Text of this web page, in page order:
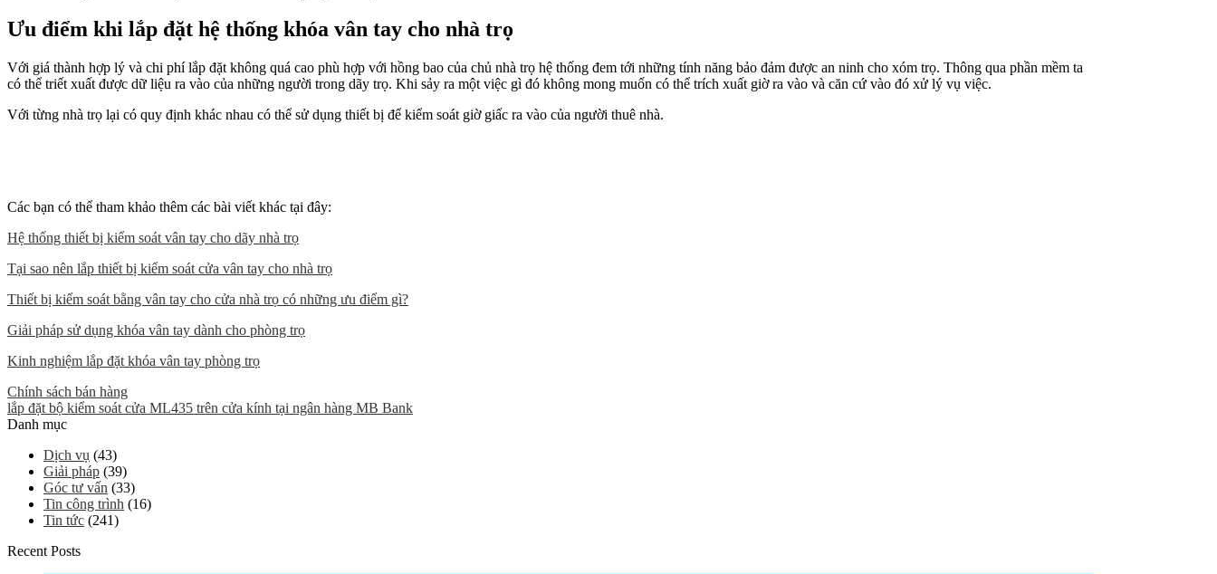
Ưu điểm khi lắp đặt hệ thống khóa vân tay cho nhà trọ
Với giá thành hợp lý và chi phí lắp đặt không quá cao phù hợp với hồng bao của chủ nhà trọ hệ thống đem tới những tính năng bảo đảm được an ninh cho xóm trọ. Thông qua phần mềm ta
có thể triết xuất được dữ liệu ra vào của những người trong dãy trọ. Khi sảy ra một việc gì đó không mong muốn có thể trích xuất giờ ra vào và căn cứ vào đó xử lý vụ việc.
Với từng nhà trọ lại có quy định khác nhau có thể sử dụng thiết bị để kiểm soát giờ giấc ra vào của người thuê nhà.
Các bạn có thể tham khảo thêm các bài viết khác tại đây:
Hệ thống thiết bị kiểm soát vân tay cho dãy nhà trọ
Tại sao nên lắp thiết bị kiểm soát cửa vân tay cho nhà trọ
Thiết bị kiểm soát bằng vân tay cho cửa nhà trọ có những ưu điểm gì?
Giải pháp sử dụng khóa vân tay dành cho phòng trọ
Kinh nghiệm lắp đặt khóa vân tay phòng trọ
Chính sách bán hàng
lắp đặt bộ kiểm soát cửa ML435 trên cửa kính tại ngân hàng MB Bank
Danh mục
Dịch vụ (43)
Giải pháp (39)
Góc tư vấn (33)
Tin công trình (16)
Tin tức (241)
Recent Posts